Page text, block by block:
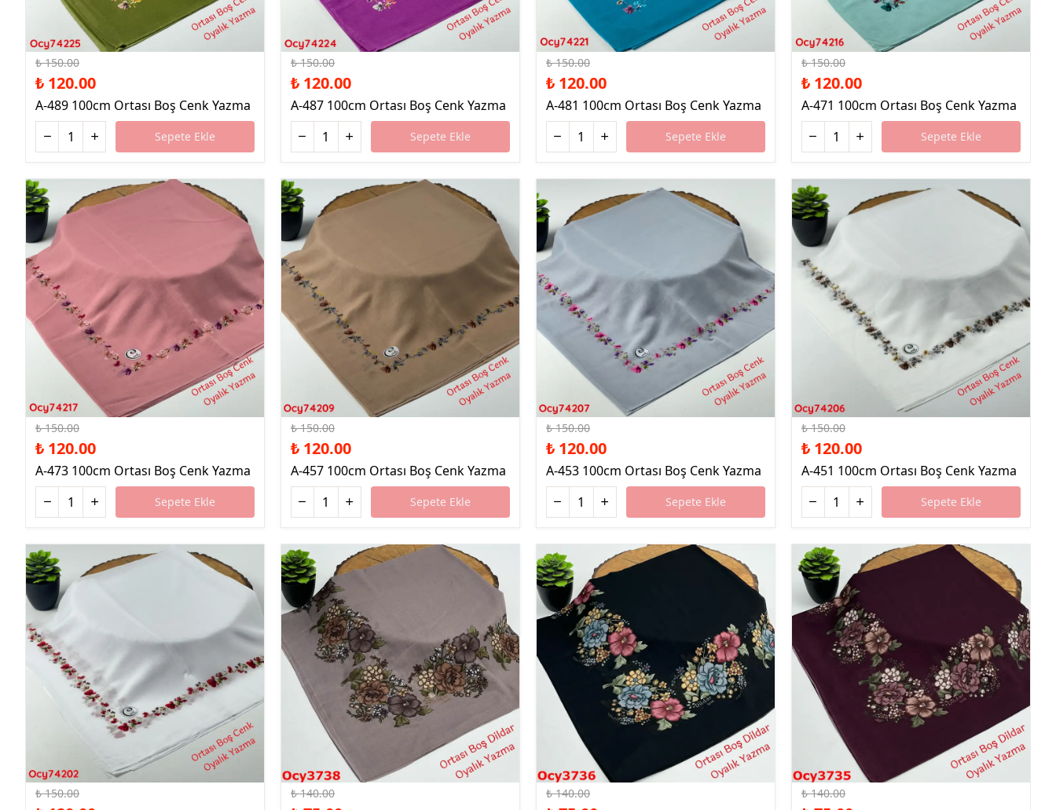
%20 İndirim
₺ 150.00
₺ 120.00
A-489 100cm Ortası Boş Cenk Yazma
Sepete Ekle
%20 İndirim
₺ 150.00
₺ 120.00
A-487 100cm Ortası Boş Cenk Yazma
Sepete Ekle
%20 İndirim
₺ 150.00
₺ 120.00
A-481 100cm Ortası Boş Cenk Yazma
Sepete Ekle
%20 İndirim
₺ 150.00
₺ 120.00
A-471 100cm Ortası Boş Cenk Yazma
Sepete Ekle
%20 İndirim
₺ 150.00
₺ 120.00
A-473 100cm Ortası Boş Cenk Yazma
Sepete Ekle
%20 İndirim
₺ 150.00
₺ 120.00
A-457 100cm Ortası Boş Cenk Yazma
Sepete Ekle
%20 İndirim
₺ 150.00
₺ 120.00
A-453 100cm Ortası Boş Cenk Yazma
Sepete Ekle
%20 İndirim
₺ 150.00
₺ 120.00
A-451 100cm Ortası Boş Cenk Yazma
Sepete Ekle
%20 İndirim
₺ 150.00
%46 İndirim
₺ 140.00
%46 İndirim
₺ 140.00
%46 İndirim
₺ 140.00